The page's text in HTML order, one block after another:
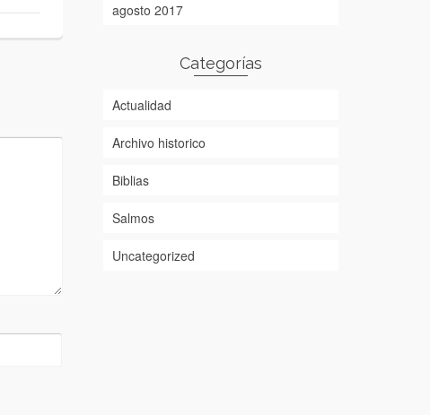
agosto 2017
Categorías
Actualidad
Archivo historico
Biblias
Salmos
Uncategorized